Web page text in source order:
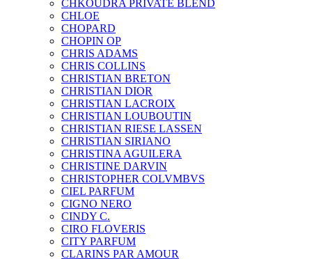
CHKOUDRA PRIVATE BLEND
CHLOE
CHOPARD
CHOPIN OP
CHRIS ADAMS
CHRIS COLLINS
CHRISTIAN BRETON
CHRISTIAN DIOR
CHRISTIAN LACROIX
CHRISTIAN LOUBOUTIN
CHRISTIAN RIESE LASSEN
CHRISTIAN SIRIANO
CHRISTINA AGUILERA
CHRISTINE DARVIN
CHRISTOPHER COLVMBVS
CIEL PARFUM
CIGNO NERO
CINDY C.
CIRO FLOVERIS
CITY PARFUM
CLARINS PAR AMOUR